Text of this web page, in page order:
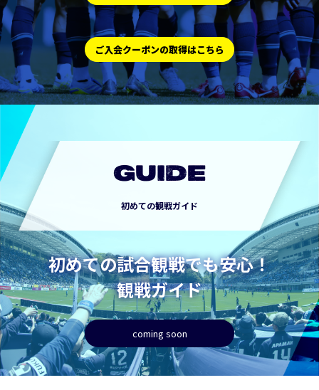
ご入会クーポンの取得はこちら
GUIDE
初めての観戦ガイド
初めての試合観戦でも安心！
観戦ガイド
coming soon